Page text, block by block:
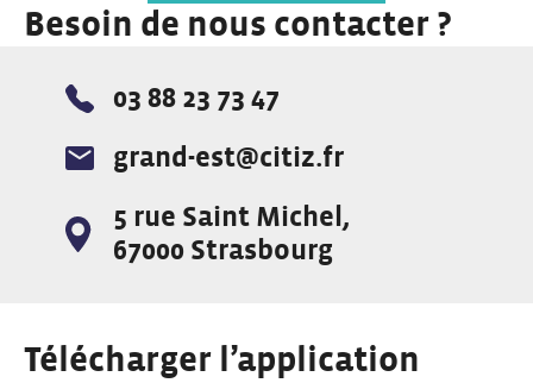
Besoin de nous contacter ?
Téléphone :
03 88 23 73 47
E-mail :grand-est@citiz.fr
Adresse :
5 rue Saint Michel,
67000 Strasbourg
Télécharger l’application